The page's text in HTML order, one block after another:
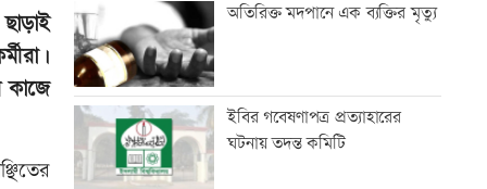
কাজে
অতিরিক্ত মদপানে এক ব্যক্তির মৃত্যু
ইবির গবেষণাপত্র প্রত্যাহারের
ঘটনায় তদন্ত কমিটি